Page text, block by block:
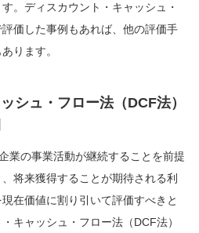
。ディスカウント・キャッシュ・
価した事例もあれば、他の評価手
ります。
シュ・フロー法（DCF法）
業の事業活動が継続することを前提
将来獲得することが期待される利
在価値に割り引いて評価すべきと
キャッシュ・フロー法（DCF法）